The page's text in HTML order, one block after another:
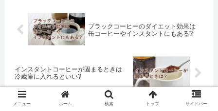
ブラックコーヒーのダイエット効果は
缶コーヒーやインスタントにもある?
インスタントコーヒーが固まるときは
冷蔵庫に入れるといい?
メニュー ホーム 検索 トップ サイドバー